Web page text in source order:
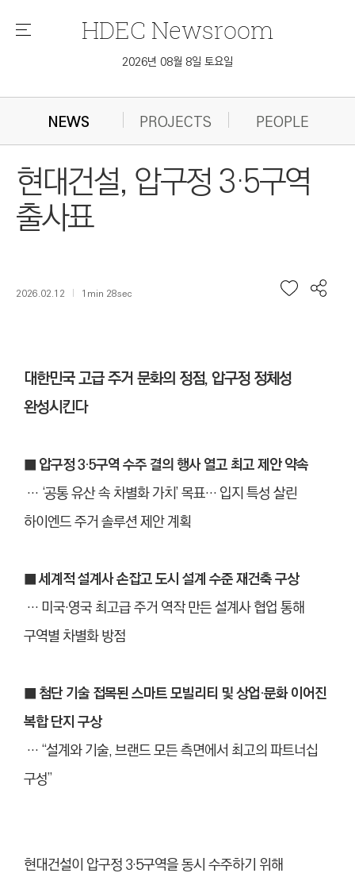
메
HDEC Newsroom
2026년 08월 8일 토요일
NEWS PROJECTS PEOPLE
현대건설, 압구정 3·5구역
출사표
2026.02.12 1min 28sec
대한민국 고급 주거 문화의 정점, 압구정 정체성
완성시킨다
■ 압구정 3·5구역 수주 결의 행사 열고 최고 제안 약속
… ‘공통 유산 속 차별화 가치’ 목표… 입지 특성 살린
하이엔드 주거 솔루션 제안 계획
■ 세계적 설계사 손잡고 도시 설계 수준 재건축 구상
… 미국·영국 최고급 주거 역작 만든 설계사 협업 통해
구역별 차별화 방점
■ 첨단 기술 접목된 스마트 모빌리티 및 상업·문화 이어진
복합 단지 구상
… “설계와 기술, 브랜드 모든 측면에서 최고의 파트너십
구성”
현대건설이 압구정 3·5구역을 동시 수주하기 위해